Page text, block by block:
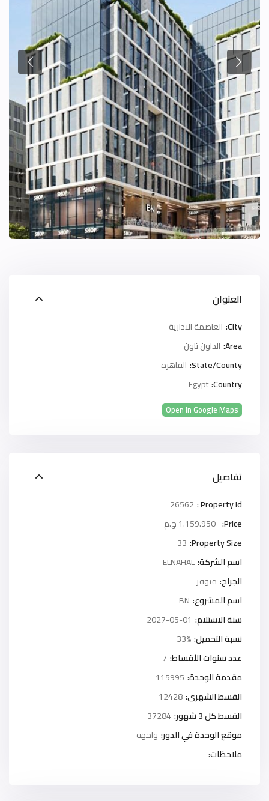
العنوان
City: العاصمة الادارية
Area: الداون تاون
State/County: القاهرة
Country:
Egypt
Open In Google Maps
تفاصيل
Property Id :
26562
Price: 1.159.950 ج.م
Property Size:
33
اسم الشركة:ELNAHAL
الجراج: متوفر
اسم المشروع: BN
سنة الاستلام: 2027-05-01
نسبة التحميل:33%
عدد سنوات الأقساط: 7
مقدمة الوحدة: 115995
القسط الشهرى:12428
القسط كل 3 شهور:
37284
موقع الوحدة في الدور: واجهة
ملاحظات: